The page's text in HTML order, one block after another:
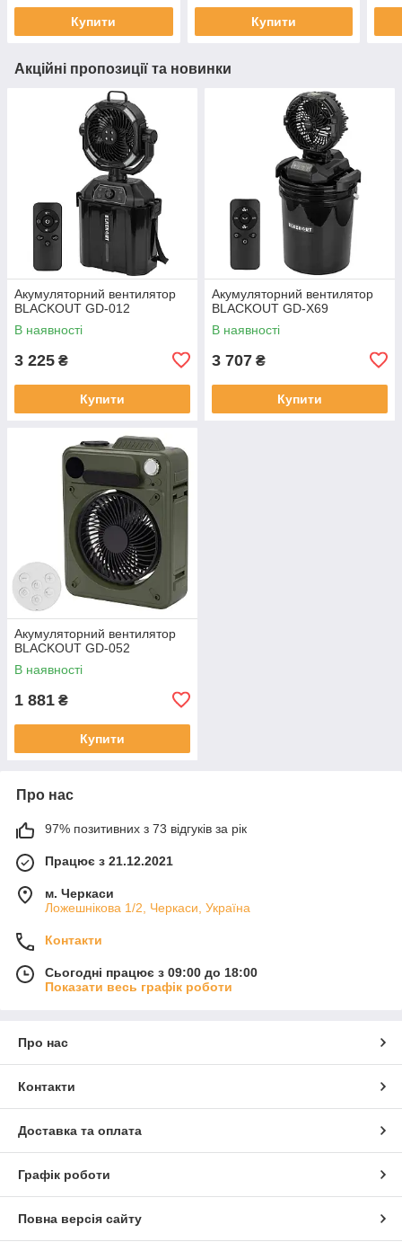
Купити Купити
Акційні пропозиції та новинки
Акумуляторний вентилятор
BLACKOUT GD-012
В наявності
3 225 ₴
Купити
Акумуляторний вентилятор
BLACKOUT GD-X69
В наявності
3 707 ₴
Купити
Акумуляторний вентилятор
BLACKOUT GD-052
В наявності
1 881 ₴
Купити
Про нас
97% позитивних з 73 відгуків за рік
Працює з 21.12.2021
м. Черкаси
Ложешнікова 1/2, Черкаси, Україна
Контакти
Сьогодні працює з 09:00 до 18:00
Показати весь графік роботи
Про нас
Контакти
Доставка та оплата
Графік роботи
Повна версія сайту